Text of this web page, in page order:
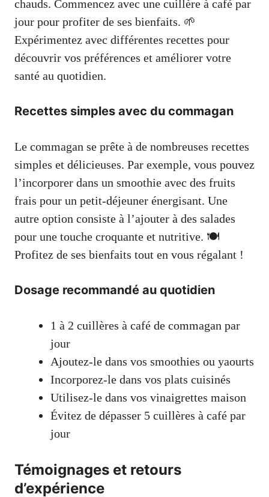
chauds. Commencez avec une cuillère à café par
jour pour profiter de ses bienfaits. 🌱
Expérimentez avec différentes recettes pour
découvrir vos préférences et améliorer votre
santé au quotidien.
Recettes simples avec du commagan
Le commagan se prête à de nombreuses recettes
simples et délicieuses. Par exemple, vous pouvez
l’incorporer dans un smoothie avec des fruits
frais pour un petit-déjeuner énergisant. Une
autre option consiste à l’ajouter à des salades
pour une touche croquante et nutritive. 🍽️
Profitez de ses bienfaits tout en vous régalant !
Dosage recommandé au quotidien
1 à 2 cuillères à café de commagan par
jour
Ajoutez-le dans vos smoothies ou yaourts
Incorporez-le dans vos plats cuisinés
Utilisez-le dans vos vinaigrettes maison
Évitez de dépasser 5 cuillères à café par
jour
Témoignages et retours
d’expérience